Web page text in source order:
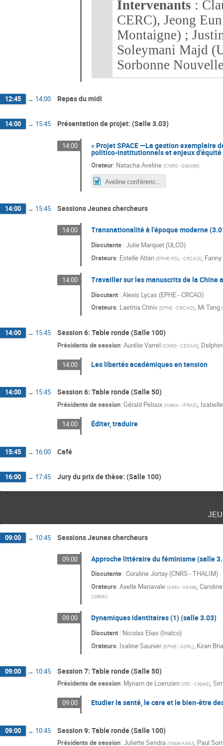
Intervenants :
CERC), Jeong
Montaigne) ;
Soleymani Majd
Sorbonne
12:45 → 14:00 Repas du midi
14:00 → 15:45 Présentation de projet: (Salle 3.03)
14:00 « Projet SPACE —La gestion exemplaire
politico-institutionnels et enjeux d'équité
Orateur: Natacha Aveline (CNRS - Géocité)
Aveline conférence SPACE.docx
14:00 → 15:45 Sessions Jeunes chercheurs
14:00 Transnationalité à l'époque moderne
Discutante : Julie Marquet (ULCO)
Orateurs: Estelle Atlan (EPHE-PSL - CRCAO),
14:00 Travailler sur les manuscrits de la Chine
Discutant : Alexis Lycas (EPHE - CRCAO)
Orateurs: Laetitia Chhiv (EPHE - CRCAO), Mi Tang (
14:00 → 15:45 Session 6: Table ronde (Salle 100)
Présidents de session: Aurélie Varrel (CNRS - CESAH),
14:00 Les libertés académiques en tension
14:00 → 15:45 Session 6: Table ronde (Salle 50)
Présidents de session: Gérald Peloux (Inalco - IFRAE),
14:00 Éditer, traduire
15:45 → 16:00 Café
16:00 → 17:45 Jury du prix de thèse: (Salle 100)
09:00 → 10:45 Sessions Jeunes chercheurs
09:00 Approche littéraire du féminisme (salle
Discutante : Coraline Jortay (CNRS - THALIM)
Orateurs:Axelle Mariavale (AMU - IrAsia),
CeRMI)
09:00 Dynamiques identitaires (1) (salle 3.03)
Discutant : Nicolas Elias (Inalco)
Orateurs: Isaline Saunier (EPHE - GSRL), Kiran
09:00 → 10:45 Session 7: Table ronde (Salle 50)
Présidents de session: Myriam de Loenzien (IRD - Ceped),
09:00 Etudier la santé, le care et le bien-être
09:00 → 10:45 Session 9: Table ronde (Salle 100)
Présidents de session: Juliette Sendra (Irasia-AMU), Paul